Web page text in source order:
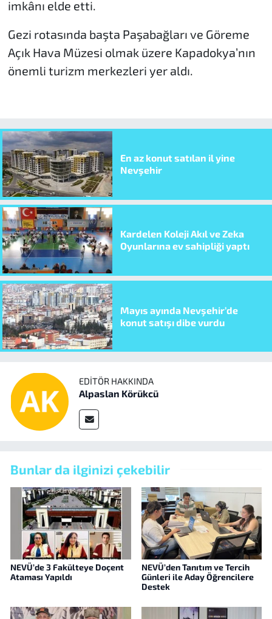
imkânı elde etti.
Gezi rotasında başta Paşabağları ve Göreme
Açık Hava Müzesi olmak üzere Kapadokya’nın
önemli turizm merkezleri yer aldı.
En az konut satılan il yine
Nevşehir
Kardelen Koleji Akıl ve Zeka
Oyunlarına ev sahipliği yaptı
Mayıs ayında Nevşehir’de
konut satışı dibe vurdu
EDITÖR HAKKINDA
Alpaslan Körükcü
Bunlar da ilginizi çekebilir
NEVÜ’de 3 Fakülteye Doçent
Ataması Yapıldı
NEVÜ’den Tanıtım ve Tercih
Günleri ile Aday Öğrencilere
Destek